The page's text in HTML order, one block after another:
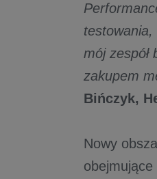
mój zespół
zakupem
Bińczyk,
Nowy